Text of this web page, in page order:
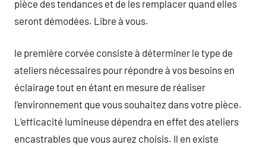
pièce des tendances et de les remplacer quand elles
seront démodées. Libre à vous.
le première corvée consiste à déterminer le type de
ateliers nécessaires pour répondre à vos besoins en
éclairage tout en étant en mesure de réaliser
l’environnement que vous souhaitez dans votre pièce.
L’efficacité lumineuse dépendra en effet des ateliers
encastrables que vous aurez choisis. Il en existe